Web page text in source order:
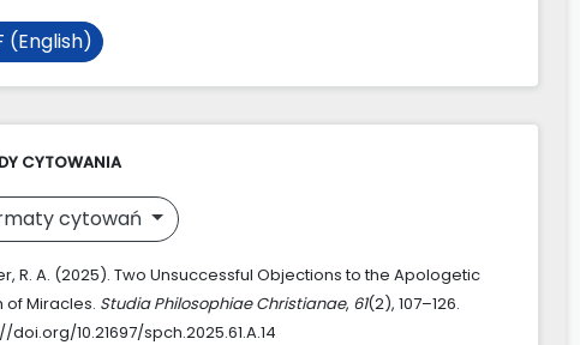
(English)
CYTOWANIA
cytowań
R. A. (2025). Two Unsuccessful Objections to the Apologetic
of Miracles. Studia Philosophiae Christianae, 61(2), 107–126.
doi.org/10.21697/spch.2025.61.A.14